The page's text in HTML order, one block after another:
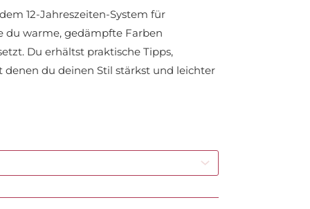
12-Jahreszeiten-System für
du warme, gedämpfte Farben
Du erhältst praktische Tipps,
du deinen Stil stärkst und leichter